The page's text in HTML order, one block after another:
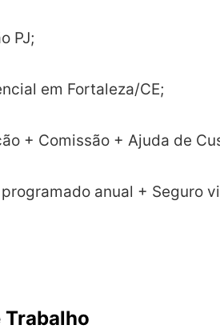
PJ;
em Fortaleza/CE;
+ Comissão + Ajuda de
anual + Seguro
Trabalho